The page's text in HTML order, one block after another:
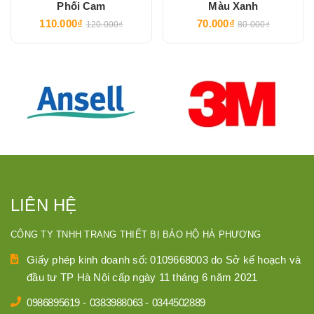
Phối Cam
110.000₫ 120.000₫
Màu Xanh
70.000₫ 80.000₫
LIÊN HỆ
CÔNG TY TNHH TRANG THIẾT BỊ BẢO HỘ HÀ PHƯƠNG
Giấy phép kinh doanh số: 0109668003 do Sở kế hoạch và
đầu tư TP Hà Nội cấp ngày 11 tháng 6 năm 2021
0986895619 - 0383988063- 0344502889